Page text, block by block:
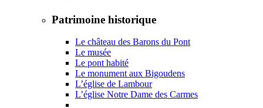
Patrimoine historique
Le château des Barons du Pont
Le musée
Le pont habité
Le monument aux Bigoudens
L’église de Lambour
L’église Notre Dame des Carmes